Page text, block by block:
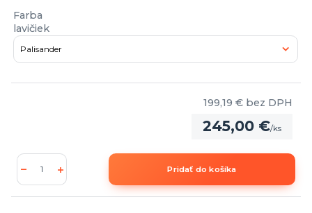
Farba
lavičiek
245,00 €/ks
199,19 € bez DPH
Pridať do košíka